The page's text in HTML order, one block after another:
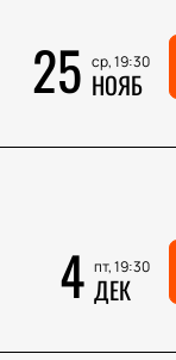
25 ср, 19:30
НОЯБ
4 пт, 19:30
ДЕК